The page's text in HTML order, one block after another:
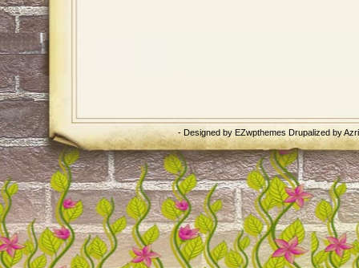
- Designed byEZwpthemesDrupalized by